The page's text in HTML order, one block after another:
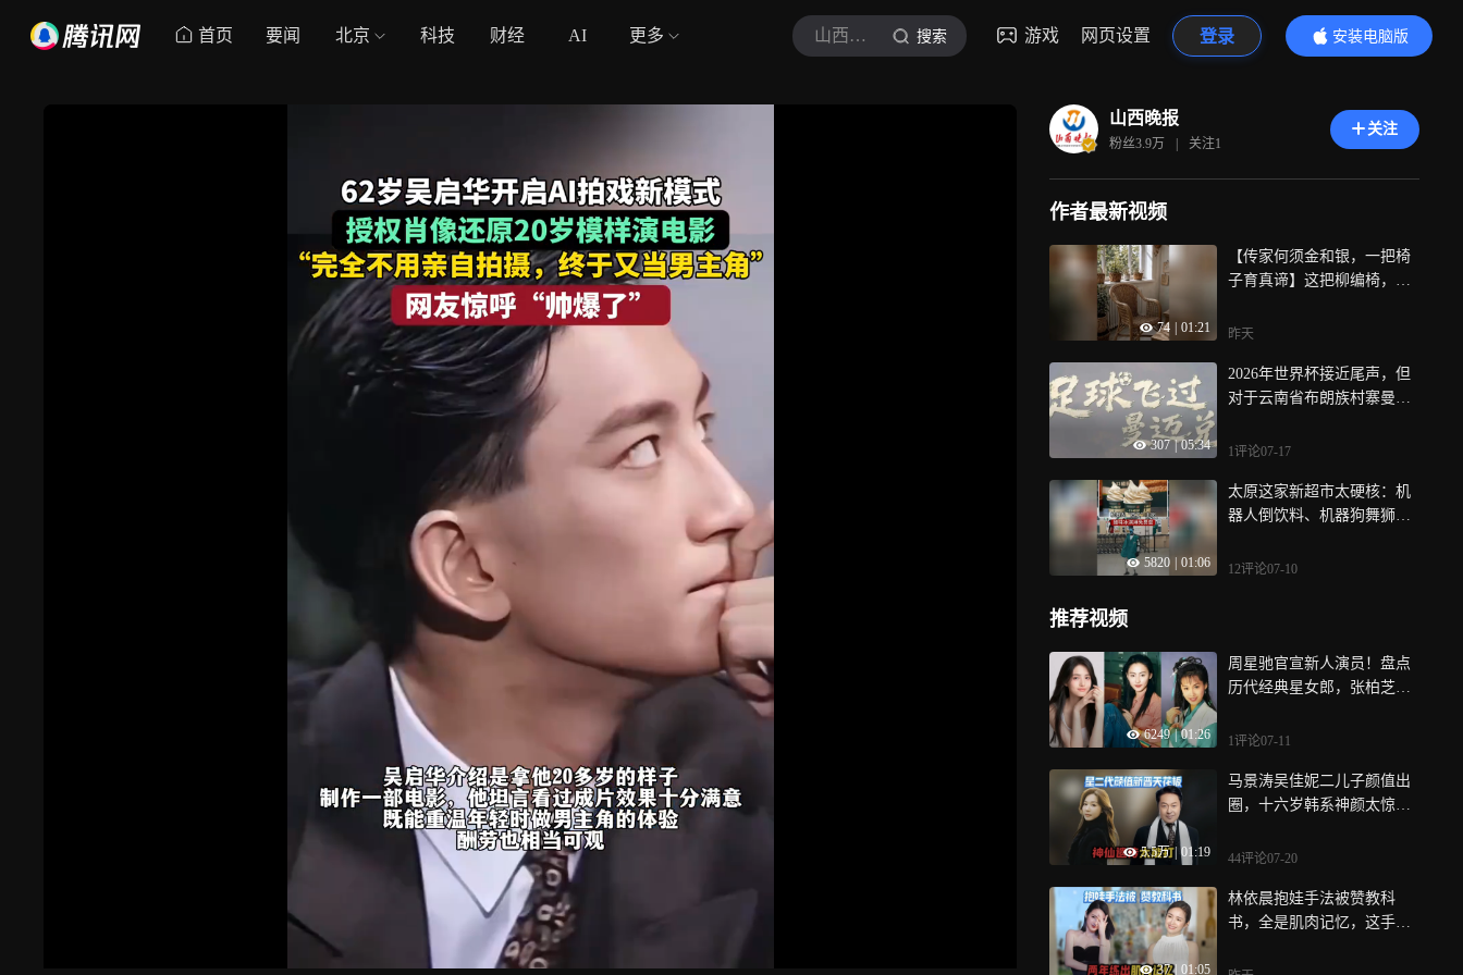
首页 要闻 北京 科技 财经 AI 更多 山西晚报 搜索 游戏 网页设置 登录
安装电脑版
内容更精彩
山西晚报
粉丝3.9万 | 关注1
关注
作者最新视频
74 01:21
【传家何须金和银，一把椅
子育真谛】这把柳编椅，记
“勤”字立业、“正”字立身、
“谦”字处世，一把椅子，坐
过最朴素的岁月，也见证了
俗，破的是陈规陋习，立的
“传家宝”是什么？
昨天
307 | 05:34
2026年世界杯接近尾声，但
对于云南省布朗族村寨曼迈
骨子里的热爱，早年村里人
子里足球是他们唯一的慰
藉，后来有人带着一颗足球
球时代”，曾经村民们在泥
政策下，平价专业的足球、
标志筒、敏捷梯等器材直通
的空缺，让山野的足球梦想
1评论07-17
5820 01:06
太原这家新超市太硬核：机
器人倒饮料、机器狗舞狮、
12评论07-10
推荐视频
6249 | 01:26
周星驰官宣新人演员！盘点
历代经典星女郎，张柏芝惊
1评论07-11
5.5万 01:19
马景涛吴佳妮二儿子颜值出
圈，十六岁韩系神颜太惊
44评论07-20
37 | 01:05
林依晨抱娃手法被赞教科
书，全是肌肉记忆，这手法